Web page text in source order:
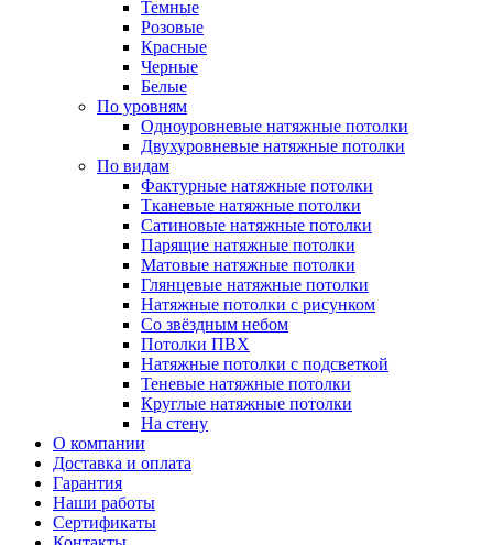
Темные
Розовые
Красные
Черные
Белые
По уровням
Одноуровневые натяжные потолки
Двухуровневые натяжные потолки
По видам
Фактурные натяжные потолки
Тканевые натяжные потолки
Сатиновые натяжные потолки
Парящие натяжные потолки
Матовые натяжные потолки
Глянцевые натяжные потолки
Натяжные потолки с рисунком
Со звёздным небом
Потолки ПВХ
Натяжные потолки с подсветкой
Теневые натяжные потолки
Круглые натяжные потолки
На стену
О компании
Доставка и оплата
Гарантия
Наши работы
Сертификаты